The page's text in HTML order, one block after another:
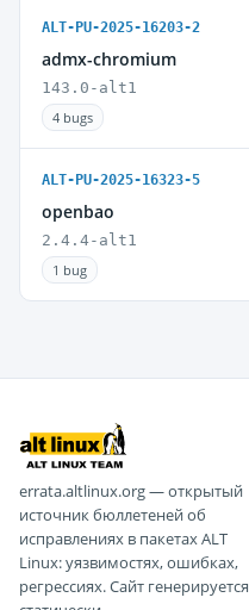
ALT-PU-2025-16203-2
admx-chromium
143.0-alt1
4 bugs
ALT-PU-2025-16323-5
openbao
2.4.4-alt1
1 bug
errata.altlinux.org — открытый
источник бюллетеней об
исправлениях в пакетах ALT
Linux: уязвимостях, ошибках,
регрессиях. Сайт генерируется